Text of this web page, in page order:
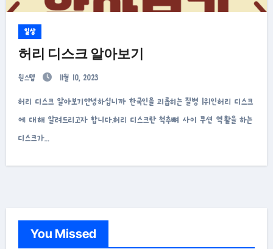
일상
허리 디스크 알아보기
원스텝 11월 10, 2023
허리 디스크 알아보기안녕하십니까 한국인을 괴롭히는 질병 1위인허리 디스크
에 대해 알려드리고자 합니다.허리 디스크란 척추뼈 사이 쿠션 역활을 하는
디스크가…
You Missed